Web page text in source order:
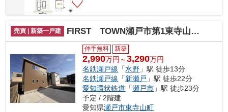
売買 | 新築一戸建 FIRST TOWN瀬戸市第1東寺山町全4棟【仲介手数料無料 長根小 水無瀬中】
仲手無料 新築
2,990万円～3,290万円
名鉄瀬戸線 「水野 」駅 徒歩13分
名鉄瀬戸線 「新瀬戸 」駅 徒歩22分
愛知環状鉄道 「瀬戸市 」駅 徒歩23分
予定 / 2階建
愛知県瀬戸市東寺山町